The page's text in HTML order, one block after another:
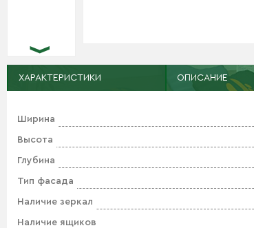
ХАРАКТЕРИСТИКИ ОПИСАНИЕ
Ширина
Высота
Глубина
Тип фасада
Наличие зеркал
Наличие ящиков